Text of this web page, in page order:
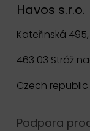
Havos s.r.o.
Kateřinská 495,
463 03 Stráž
Czech republic
Podpora